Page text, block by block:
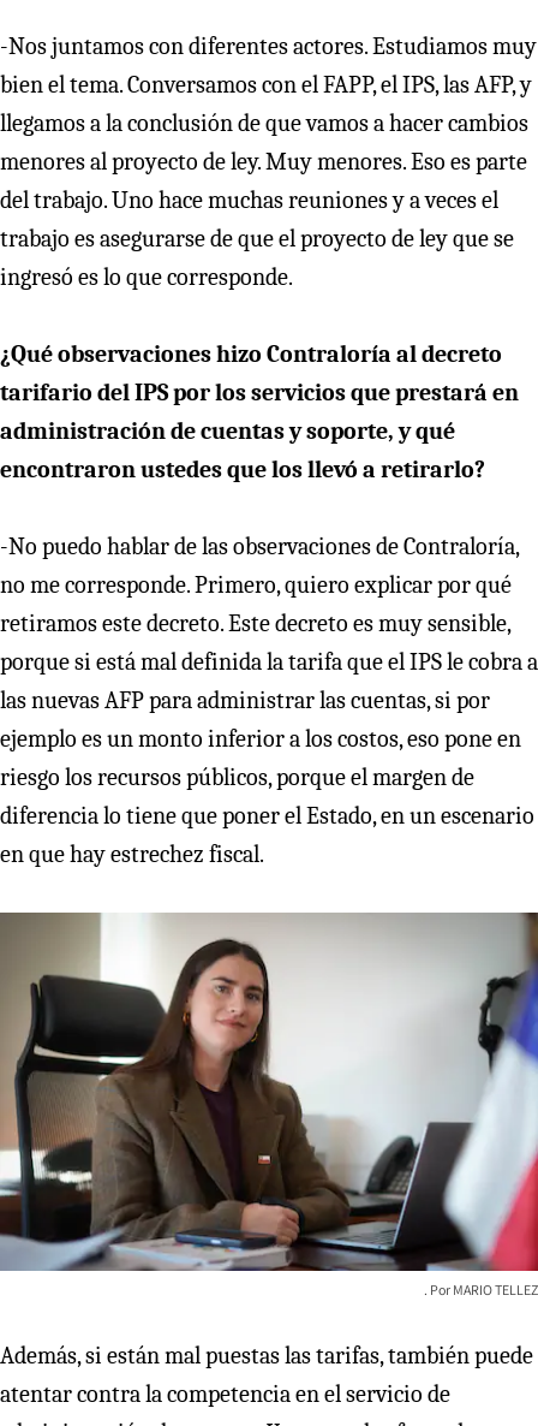
-Nos juntamos con diferentes actores. Estudiamos muy
bien el tema. Conversamos con el FAPP, el IPS, las AFP, y
llegamos a la conclusión de que vamos a hacer cambios
menores al proyecto de ley. Muy menores. Eso es parte
del trabajo. Uno hace muchas reuniones y a veces el
trabajo es asegurarse de que el proyecto de ley que se
ingresó es lo que corresponde.
¿Qué observaciones hizo Contraloría al decreto
tarifario del IPS por los servicios que prestará en
administración de cuentas y soporte, y qué
encontraron ustedes que los llevó a retirarlo?
-No puedo hablar de las observaciones de Contraloría,
no me corresponde. Primero, quiero explicar por qué
retiramos este decreto. Este decreto es muy sensible,
porque si está mal definida la tarifa que el IPS le cobra a
las nuevas AFP para administrar las cuentas, si por
ejemplo es un monto inferior a los costos, eso pone en
riesgo los recursos públicos, porque el margen de
diferencia lo tiene que poner el Estado, en un escenario
en que hay estrechez fiscal.
MARIO TELLEZ
Además, si están mal puestas las tarifas, también puede
atentar contra la competencia en el servicio de